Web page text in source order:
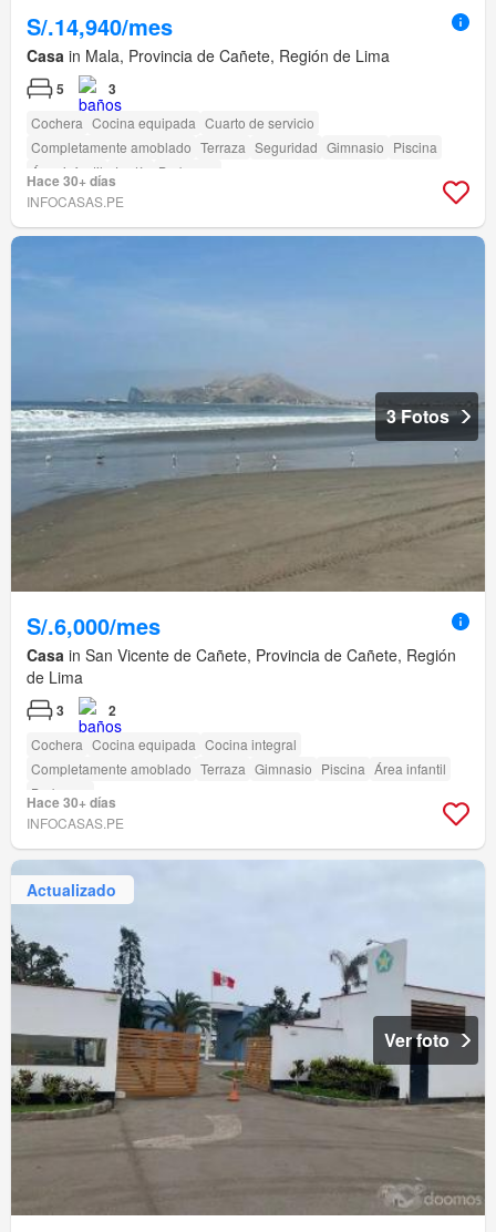
S/.14,940/mes
Casa in Mala, Provincia de Cañete, Región de Lima
5 3
Cochera Cocina equipada Cuarto de servicio
Completamente amoblado Terraza Seguridad Gimnasio Piscina
Área infantil
Jardín Barbacoa
Hace 30+ días
INFOCASAS.PE
3 Fotos
S/.6,000/mes
Casa in San Vicente de Cañete, Provincia de Cañete, Región
de Lima
3 2
Cochera Cocina equipada Cocina integral
Completamente amoblado Terraza Gimnasio Piscina Área infantil
Barbacoa
Hace 30+ días
INFOCASAS.PE
Actualizado
Ver foto